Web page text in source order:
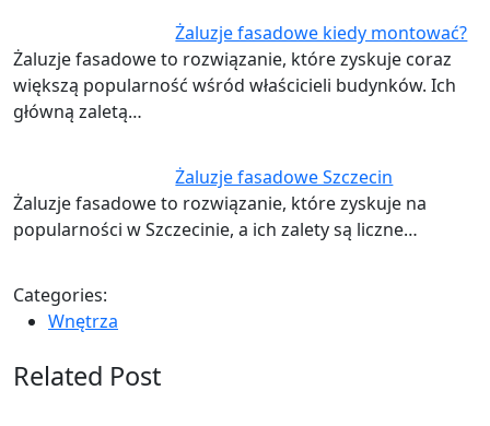
Żaluzje fasadowe kiedy montować?
Żaluzje fasadowe to rozwiązanie, które zyskuje coraz
większą popularność wśród właścicieli budynków. Ich
główną zaletą…
Żaluzje fasadowe Szczecin
Żaluzje fasadowe to rozwiązanie, które zyskuje na
popularności w Szczecinie, a ich zalety są liczne…
Categories:
Wnętrza
Related Post